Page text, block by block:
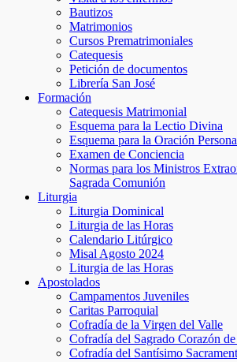
Bautizos
Matrimonios
Cursos Prematrimoniales
Catequesis
Petición de documentos
Librería San José
Formación
Catequesis Matrimonial
Esquema para la Lectio Divina
Esquema para la Oración
Examen de Conciencia
Normas para los Ministros
Sagrada Comunión
Liturgia
Liturgia Dominical
Liturgia de las Horas
Calendario Litúrgico
Misal Agosto 2024
Liturgia de las Horas
Apostolados
Campamentos Juveniles
Caritas Parroquial
Cofradía de la Virgen del Valle
Cofradía del Sagrado Corazón de
Cofradía del Santísimo